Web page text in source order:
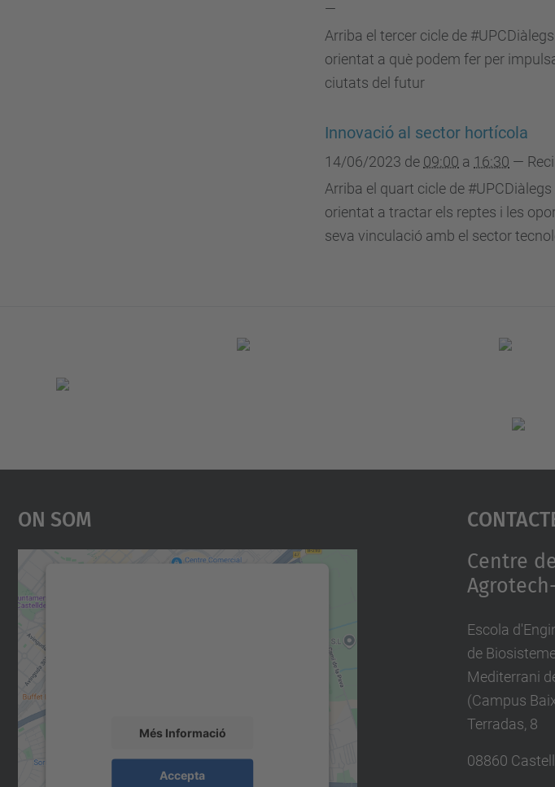
—
Arriba el tercer cicle de
orientat a què podem fer per
ciutats del futur
Innovació al sector hortícola
14/06/2023 de 09:00 a 16:30 —
Arriba el quart cicle de
orientat a tractar els reptes i les
seva vinculació amb el sector
On Som
Més Informació
Accepta
Centre
Escola
de
Mediterrani
(Campus
Terradas, 8
08860